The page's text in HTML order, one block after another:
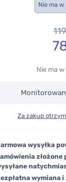
Nie ma
119
Nie ma
Za zakup
wysyłka
wymiana